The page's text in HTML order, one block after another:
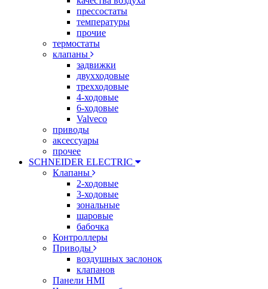
прессостаты
температуры
прочие
термостаты
клапаны
задвижки
двухходовые
трехходовые
4-ходовые
6-ходовые
Valveco
приводы
аксессуары
прочее
SCHNEIDER ELECTRIC
Клапаны
2-ходовые
3-ходовые
зональные
шаровые
бабочка
Контроллеры
Приводы
воздушных заслонок
клапанов
Панели HMI